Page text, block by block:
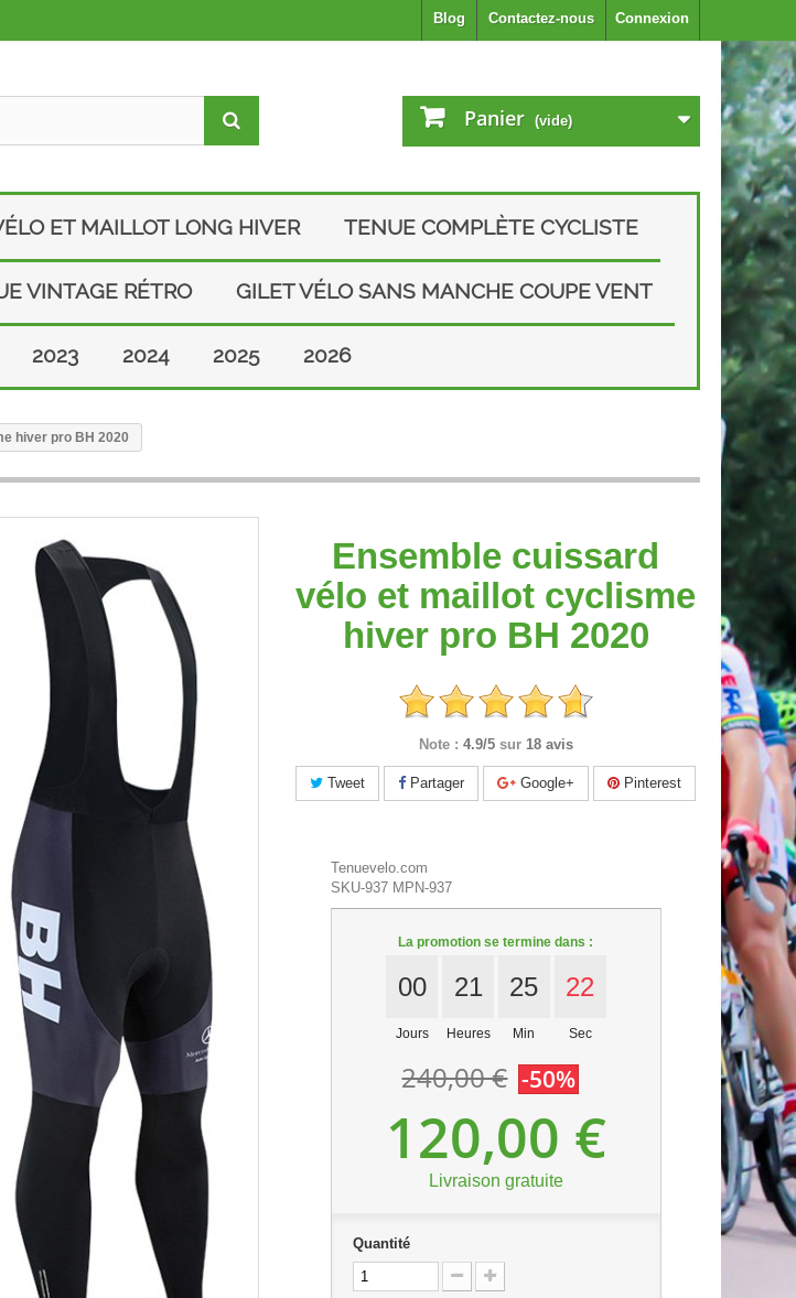
Connexion
Contactez-nous
Blog
Panier (vide)
ET MAILLOT LONG HIVER TENUE COMPLÈTE CYCLISTE
VINTAGE RÉTRO GILET VÉLO SANS MANCHE COUPE VENT
2023 2024 2025 2026
hiver pro BH 2020
Ensemble cuissard
vélo et maillot cyclisme
hiver pro BH 2020
Note : 4.9/5 sur 18 avis
Tweet Partager Google+ Pinterest
Tenuevelo.com
SKU-937 MPN-937
La promotion se termine dans :
00
Jours
21
Heures
25
Min
21
Sec
240,00 € -50%
120,00 €
Livraison gratuite
Quantité